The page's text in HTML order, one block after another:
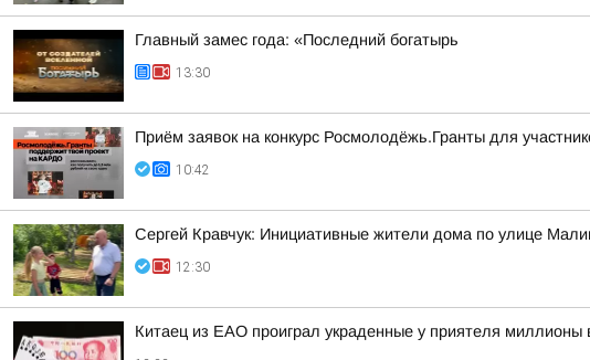
Главный замес года: «Последний богатырь
13:30
Приём заявок на конкурс Росмолодёжь.Гранты для
10:42
Сергей Кравчук: Инициативные жители дома по улице
12:30
Китаец из ЕАО проиграл украденные у приятеля миллионы